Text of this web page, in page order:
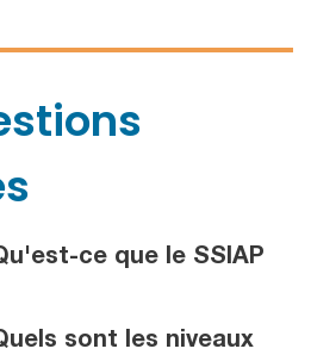
ce que le SSIAP
sont les niveaux